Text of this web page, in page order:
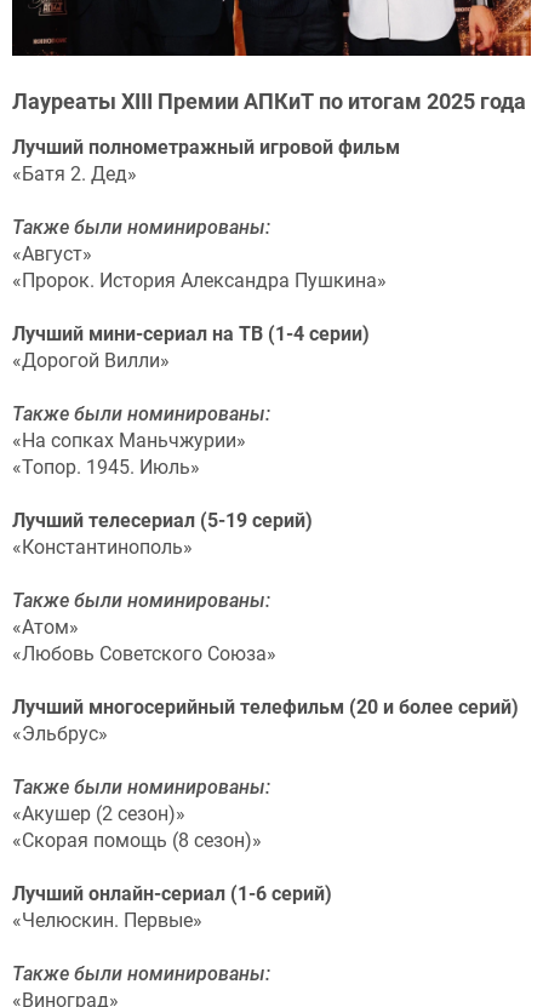
Лауреаты XIII Премии АПКиТ по итогам 2025 года
Лучший полнометражный игровой фильм
«Батя 2. Дед»
Также были номинированы:
«Август»
«Пророк. История Александра Пушкина»
Лучший мини-сериал на ТВ (1-4 серии)
«Дорогой Вилли»
Также были номинированы:
«На сопках Маньчжурии»
«Топор. 1945. Июль»
Лучший телесериал (5-19 серий)
«Константинополь»
Также были номинированы:
«Атом»
«Любовь Советского Союза»
Лучший многосерийный телефильм (20 и более серий)
«Эльбрус»
Также были номинированы:
«Акушер (2 сезон)»
«Скорая помощь (8 сезон)»
Лучший онлайн-сериал (1-6 серий)
«Челюскин. Первые»
Также были номинированы:
«Виноград»